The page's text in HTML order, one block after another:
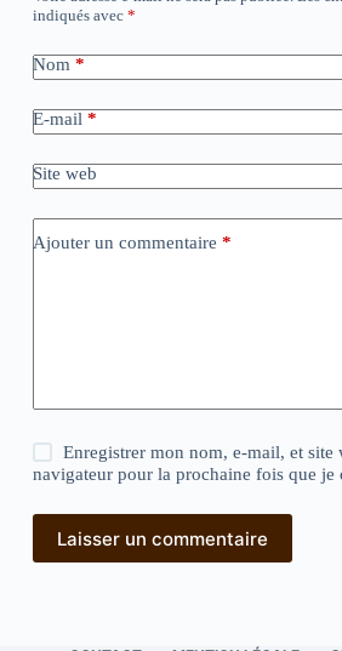
indiqués avec *
Nom*
E-mail*
Site web
Ajouter un commentaire *
Enregistrer mon nom, e-mail, et site
navigateur pour la prochaine fois que je
Laisser un commentaire